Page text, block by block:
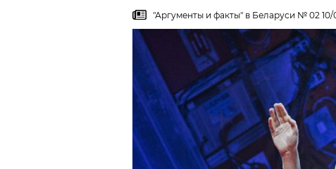
"Аргументы и факты" в Беларуси № 02 10/